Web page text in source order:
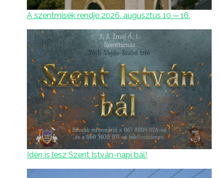
A szentmisék rendje 2026. augusztus 10 ─ 16.
Idén is lesz Szent István-napi bál!